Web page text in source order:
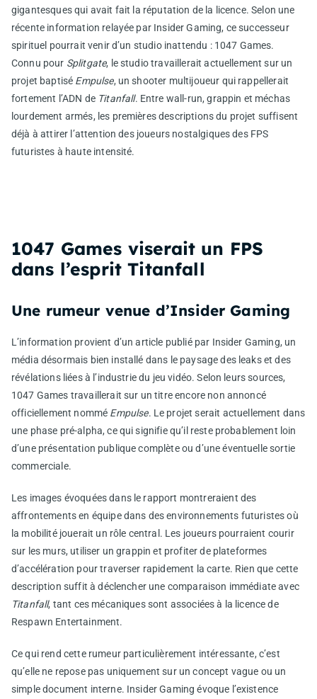
gigantesques qui avait fait la réputation de la licence. Selon une
récente information relayée par Insider Gaming, ce successeur
spirituel pourrait venir d’un studio inattendu : 1047 Games.
Connu pour Splitgate, le studio travaillerait actuellement sur un
projet baptisé Empulse, un shooter multijoueur qui rappellerait
fortement l’ADN de Titanfall. Entre wall-run, grappin et méchas
lourdement armés, les premières descriptions du projet suffisent
déjà à attirer l’attention des joueurs nostalgiques des FPS
futuristes à haute intensité.
1047 Games viserait un FPS
dans l’esprit Titanfall
Une rumeur venue d’Insider Gaming
L’information provient d’un article publié par Insider Gaming, un
média désormais bien installé dans le paysage des leaks et des
révélations liées à l’industrie du jeu vidéo. Selon leurs sources,
1047 Games travaillerait sur un titre encore non annoncé
officiellement nommé Empulse. Le projet serait actuellement dans
une phase pré-alpha, ce qui signifie qu’il reste probablement loin
d’une présentation publique complète ou d’une éventuelle sortie
commerciale.
Les images évoquées dans le rapport montreraient des
affrontements en équipe dans des environnements futuristes où
la mobilité jouerait un rôle central. Les joueurs pourraient courir
sur les murs, utiliser un grappin et profiter de plateformes
d’accélération pour traverser rapidement la carte. Rien que cette
description suffit à déclencher une comparaison immédiate avec
Titanfall, tant ces mécaniques sont associées à la licence de
Respawn Entertainment.
Ce qui rend cette rumeur particulièrement intéressante, c’est
qu’elle ne repose pas uniquement sur un concept vague ou un
simple document interne. Insider Gaming évoque l’existence